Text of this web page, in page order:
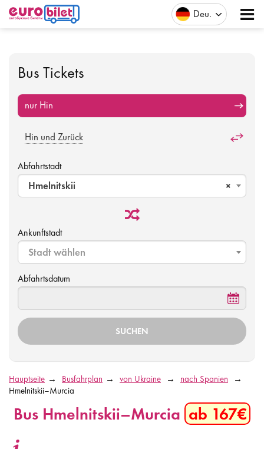
Deu
Bus Tickets
nur Hin
Hin und Zurück
Abfahrtstadt
×
Hmelnitskii
Ankunftstadt
Stadt wählen
Abfahrtsdatum
Hauptseite Busfahrplan von Ukraine
nach Spanien
Hmelnitskii–Murcia
Bus Hmelnitskii–Murcia ab 167€